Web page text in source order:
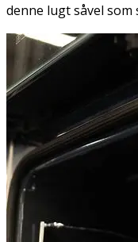
denne lugt såvel som